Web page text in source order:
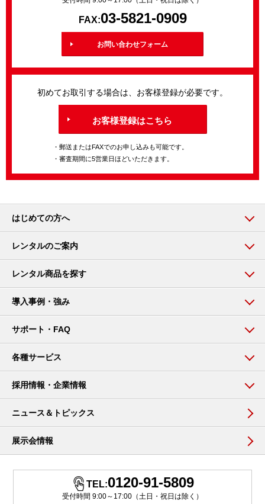
FAX:03-5821-0909
お問い合わせフォーム
初めてお取引する場合は、お客様登録が必要です。
お客様登録はこちら
・郵送またはFAXでのお申し込みも可能です。
・審査期間に5営業日ほどいただきます。
はじめての方へ
レンタルのご案内
レンタル商品を探す
導入事例・強み
サポート・FAQ
各種サービス
採用情報・企業情報
ニュース＆トピックス
展示会情報
TEL:0120-91-5809
受付時間 9:00～17:00（土日・祝日は除く）